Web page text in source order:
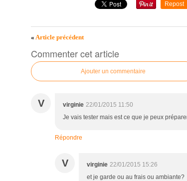
Repost
« Article précédent
Commenter cet article
Ajouter un commentaire
V virginie 22/01/2015 11:50
Je vais tester mais est ce que je peux
Répondre
V virginie 22/01/2015 15:26
et je garde ou au frais ou ambiante?